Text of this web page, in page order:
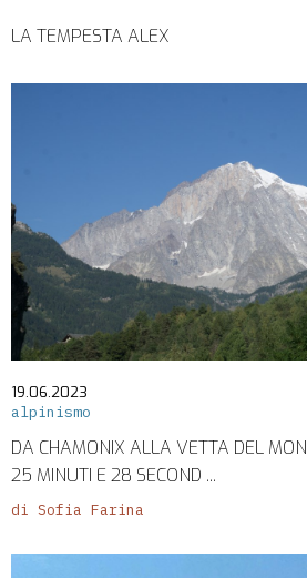
LA TEMPESTA ALEX
19.06.2023
alpinismo
DA CHAMONIX ALLA VETTA DEL
25 MINUTI E 28 SECOND ...
di Sofia Farina